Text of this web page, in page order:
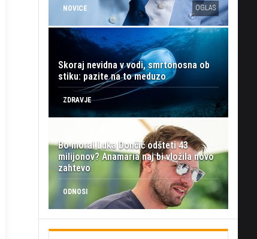
NOVICE OGLAS
Skoraj nevidna v vodi, smrtonosna ob
stiku: pazite na to meduzo
ZDRAVJE
Bo moral Luka Dončić odšteti 43
milijonov? Anamaria naj bi vložila novo
zahtevo
ODNOSI